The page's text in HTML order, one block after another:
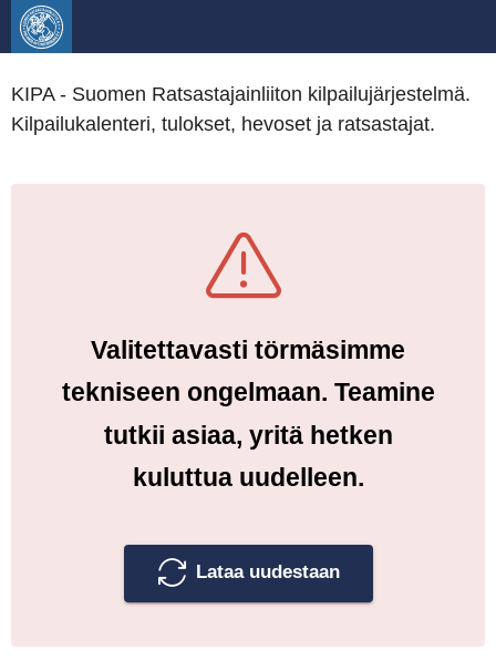
KIPA - Suomen Ratsastajainliiton kilpailujärjestelmä.
Kilpailukalenteri, tulokset, hevoset ja ratsastajat.
Valitettavasti törmäsimme
tekniseen ongelmaan. Teamine
tutkii asiaa, yritä hetken
kuluttua uudelleen.
Lataa uudestaan